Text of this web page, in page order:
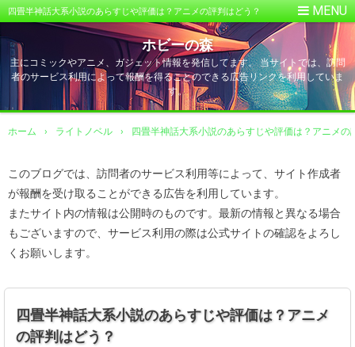
四畳半神話大系小説のあらすじや評価は？アニメの評判はどう？
ホビーの森
主にコミックやアニメ、ガジェット情報を発信してます。 当サイトでは、訪問
者のサービス利用によって報酬を得ることのできる広告リンクを利用していま
す。
ホーム › ライトノベル › 四畳半神話大系小説のあらすじや評価は？アニメの
このブログでは、訪問者のサービス利用等によって、サイト作成者
が報酬を受け取ることができる広告を利用しています。
またサイト内の情報は公開時のものです。最新の情報と異なる場合
もございますので、サービス利用の際は公式サイトの確認をよろし
くお願いします。
四畳半神話大系小説のあらすじや評価は？アニメ
の評判はどう？